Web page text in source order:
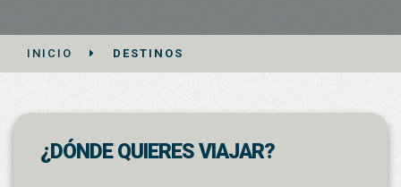
INICIO DESTINOS
¿DÓNDE QUIERES VIAJAR?